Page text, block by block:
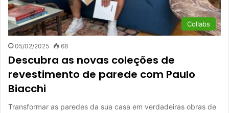
Collabs
05/02/2025 68
Descubra as novas coleções de
revestimento de parede com Paulo
Biacchi
Transformar as paredes da sua casa em verdadeiras obras de